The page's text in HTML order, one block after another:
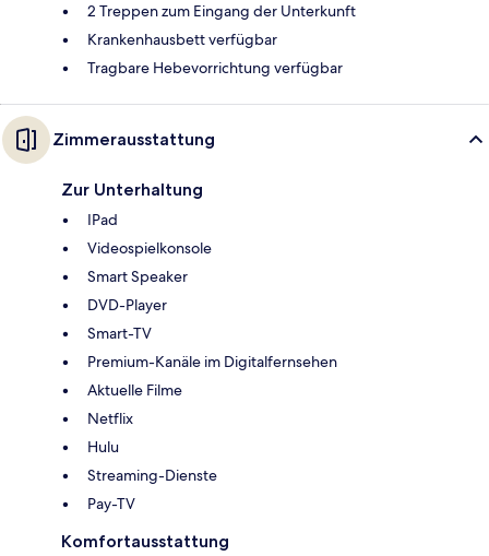
2 Treppen zum Eingang der Unterkunft
Krankenhausbett verfügbar
Tragbare Hebevorrichtung verfügbar
Zimmerausstattung
Zur Unterhaltung
IPad
Videospielkonsole
Smart Speaker
DVD-Player
Smart-TV
Premium-Kanäle im Digitalfernsehen
Aktuelle Filme
Netflix
Hulu
Streaming-Dienste
Pay-TV
Komfortausstattung